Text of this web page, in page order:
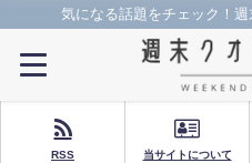
気になる話題をチェック！週
RSS 当サイトについて